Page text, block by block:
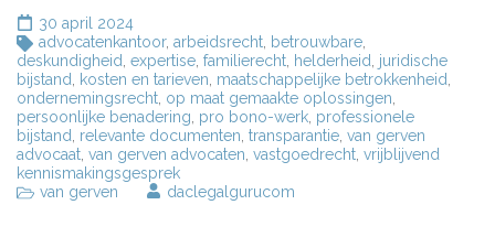
30 april 2024
advocatenkantoor, arbeidsrecht betrouwbare
deskundigheid expertise familierecht helderheid
juridische
bijstand
kosten en tarieven maatschappelijke betrokkenheid
ondernemingsrecht op maat gemaakte oplossingen
persoonlijke benadering pro bono-werk professionele
bijstand
relevante documenten transparantie van gerven
advocaat van gerven advocaten vastgoedrecht vrijblijvend
kennismakingsgesprek
van gerven
daclegalgurucom